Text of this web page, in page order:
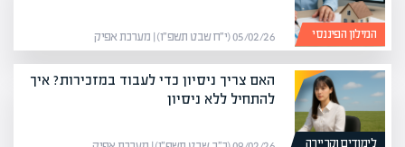
המילון הפיננסי 05/02/26 (י״ח שבט תשפ״ו) | מערכת אפיק
לימודים וקריירה
האם צריך ניסיון כדי לעבוד במזכירות? איך
להתחיל ללא ניסיון